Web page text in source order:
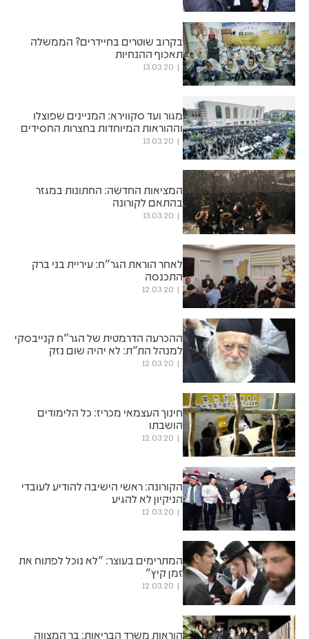
בקרוב שוטרים בחיידרים? הממשלה
תאכוף ההנחיות
13.03.20
מגור ועד סקווירא: המניינים שפוצלו
וההוראות המיוחדות בחצרות החסידים
13.03.20
המציאות החדשה: החתונות במגזר
בהתאם לקורונה
13.03.20
לאחר הוראת הגר"ח: עיריית בני ברק
התכנסה
12.03.20
ההכרעה הדרמטית של הגר"ח קנייבסקי
למנהל הת"ת: לא יהיה שום נזק
12.03.20
חינוך העצמאי מכריז: כל הלימודים
הושבתו
12.03.20
הקורונה: ראשי הישיבה להודיע לעובדי
הניקיון לא להגיע
12.03.20
המתרימים בעוצר: "לא נוכל לפתוח את
זמן קיץ"
12.03.20
הוראות משרד הבריאות: בר המצווה